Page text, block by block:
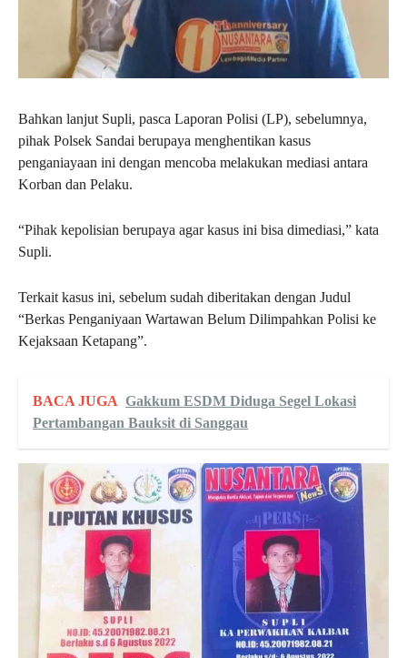
Bahkan lanjut Supli, pasca Laporan Polisi (LP), sebelumnya,
pihak Polsek Sandai berupaya menghentikan kasus
penganiayaan ini dengan mencoba melakukan mediasi antara
Korban dan Pelaku.
“Pihak kepolisian berupaya agar kasus ini bisa dimediasi,” kata
Supli.
Terkait kasus ini, sebelum sudah diberitakan dengan Judul
“Berkas Penganiyaan Wartawan Belum Dilimpahkan Polisi ke
Kejaksaan Ketapang”.
BACA JUGA Gakkum ESDM Diduga Segel Lokasi
Pertambangan Bauksit di Sanggau